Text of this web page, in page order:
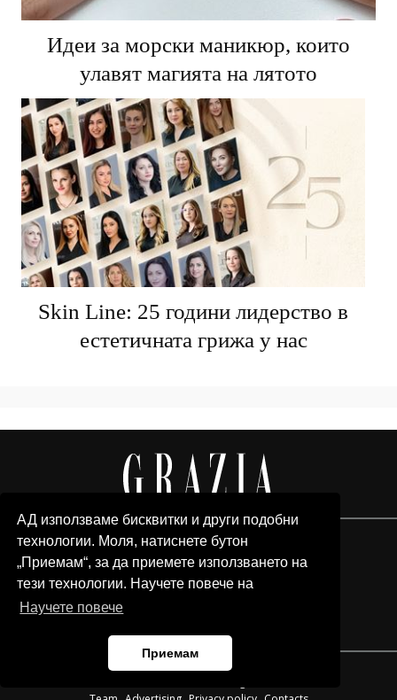
АД използваме бисквитки и други подобни
технологии. Моля, натиснете бутон
„Приемам“, за да приемете използването на
тези технологии. Научете повече на
Научете повече
Приемам
Идеи за морски маникюр, които
улавят магията на лятото
Skin Line: 25 години лидерство в
естетичната грижа у нас